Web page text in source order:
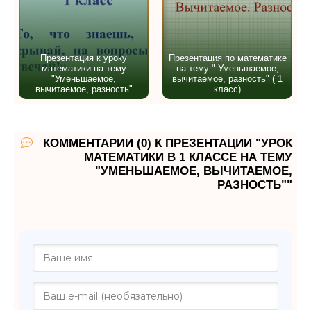
Презентация к уроку
математики на тему
"Уменьшаемое,
вычитаемое, разность"
Презентация по математике
на тему " Уменьшаемое,
вычитаемое, разность" ( 1
класс)
КОММЕНТАРИИ (0) К ПРЕЗЕНТАЦИИ "УРОК
МАТЕМАТИКИ В 1 КЛАССЕ НА ТЕМУ
"УМЕНЬШАЕМОЕ, ВЫЧИТАЕМОЕ,
РАЗНОСТЬ""